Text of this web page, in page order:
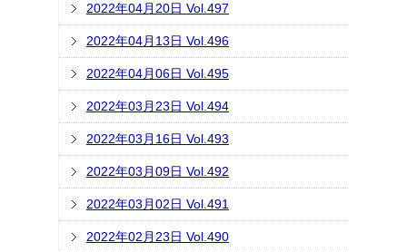
2022年04月20日 Vol.497
2022年04月13日 Vol.496
2022年04月06日 Vol.495
2022年03月23日 Vol.494
2022年03月16日 Vol.493
2022年03月09日 Vol.492
2022年03月02日 Vol.491
2022年02月23日 Vol.490